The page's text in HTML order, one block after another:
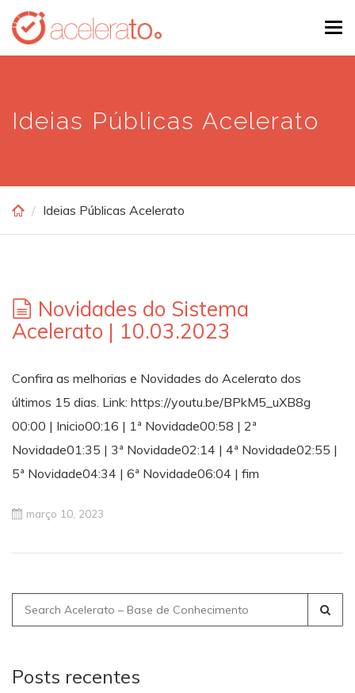
Skip
main
Ideias Públicas Acelerato
Ideias Públicas Acelerato
Novidades do Sistema
Acelerato | 10.03.2023
Confira as melhorias e Novidades do Acelerato dos
últimos 15 dias. Link: https://youtu.be/BPkM5_uXB8g
00:00 | Inicio00:16 | 1ª Novidade00:58 | 2ª
Novidade01:35 | 3ª Novidade02:14 | 4ª Novidade02:55 |
5ª Novidade04:34 | 6ª Novidade06:04 | fim
março 10, 2023
Search
for:
Posts recentes